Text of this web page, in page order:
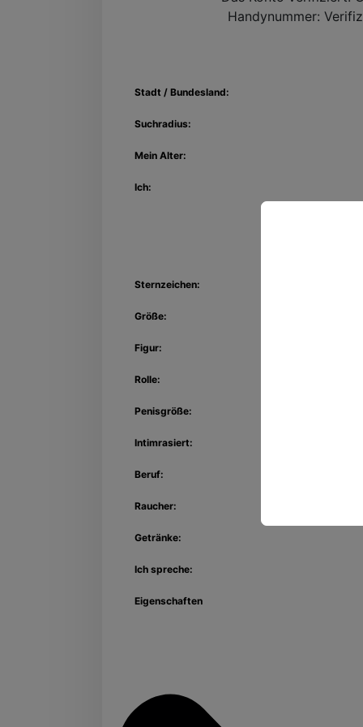
Handynummer:
Stadt / Bundesland:
Suchradius:
Mein Alter:
Ich:
Sternzeichen:
Größe:
Figur:
Rolle:
Penisgröße:
Intimrasiert:
Beruf:
Raucher:
Getränke:
Ich spreche:
Eigenschaften